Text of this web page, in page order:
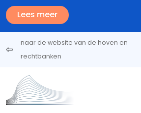
Lees meer
naar de website van de hoven en
rechtbanken